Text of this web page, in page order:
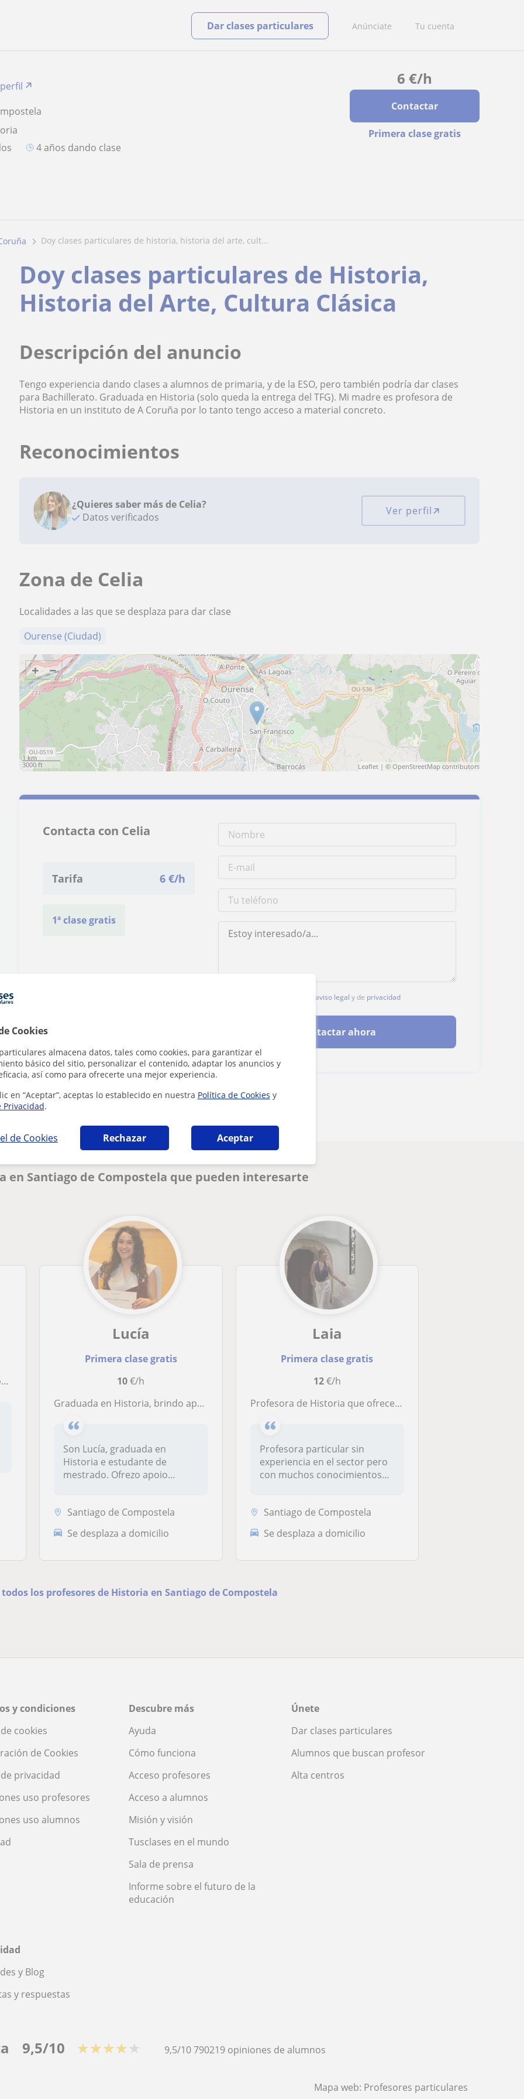
Cookies
almacena datos, tales como cookies, para garantizar el
básico del sitio, personalizar el contenido, adaptar los anuncios y
así como para ofrecerte una mejor experiencia.
en “Aceptar”, aceptas lo establecido en nuestra Política de Cookies y
Privacidad.
de Cookies Rechazar Aceptar
Anúnciate Tu cuenta
Dar clases particulares
6 €/h
Contactar
Primera clase gratis
4 años dando clase
doy clases particulares de historia, historia del arte, cult...
Doy clases particulares de Historia,
Historia del Arte, Cultura Clásica
Descripción del anuncio
Tengo experiencia dando clases a alumnos de primaria, y de la ESO, pero también podría dar clases
para Bachillerato. Graduada en Historia (solo queda la entrega del TFG). Mi madre es profesora de
Historia en un instituto de A Coruña por lo tanto tengo acceso a material concreto.
Reconocimientos
¿Quieres saber más de Celia?
Datos verificados
Ver perfil
Zona de Celia
Localidades a las que se desplaza para dar clase
Ourense (Ciudad)
+ −
1 km
3000 ft
Leaflet| © OpenStreetMap contributors
Contacta con Celia
Tarifa 6 €/h
1ª clase gratis
aviso legal y de privacidad
Contactar ahora
¿Hay algún error en este perfil?Cuéntanos
en Santiago de Compostela que pueden interesarte
Lucía
Primera clase gratis
10€/h
Graduada en Historia, brindo apoio escolar para diversas materias e idades, con dispoñibilidade horaria e adaptación
Son Lucía, graduada en
Historia e estudante de
mestrado. Ofrezo apoio
Santiago de Compostela
Se desplaza a domicilio
Laia
Primera clase gratis
12€/h
Profesora de Historia que ofrece clases particulares online o a domicilio en Santiago de Compostela
Profesora particular sin
experiencia en el sector pero
con muchos conocimientos
Santiago de Compostela
Se desplaza a domicilio
todos los profesores de Historia en Santiago de Compostela
y condiciones
cookies
de Cookies
privacidad
uso profesores
uso alumnos
Descubre más
Ayuda
Cómo funciona
Acceso profesores
Acceso a alumnos
Misión y visión
Tusclases en el mundo
Sala de prensa
Informe sobre el futuro de la
educación
Únete
Dar clases particulares
Alumnos que buscan profesor
Alta centros
y Blog
y respuestas
9,5/10 ★★★★★ 9,5/10790219 opiniones de alumnos
Mapa web: Profesores particulares